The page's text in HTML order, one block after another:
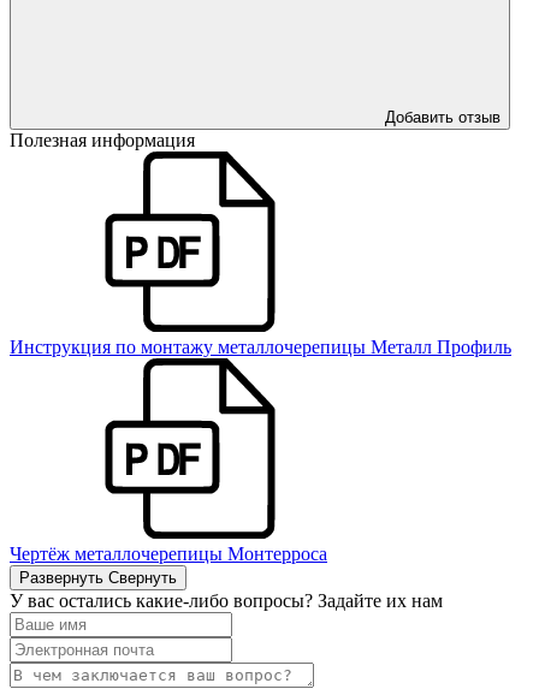
Добавить отзыв
Полезная информация
Инструкция по монтажу металлочерепицы Металл Профиль
Чертёж металлочерепицы Монтерроса
Развернуть Свернуть
У вас остались какие-либо вопросы? Задайте их нам